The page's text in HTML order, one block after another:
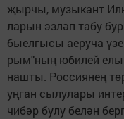
җыр­чы, му­зы­кант
ла­рын эз­ләп та­бу
бы­ел­гы­сы ае­ру­ча
рым"­ның юби­лей
наш­ты. Рос­си­я­нең
уң­ган сы­лу­ла­ры
чи­бәр бу­лу бе­лән